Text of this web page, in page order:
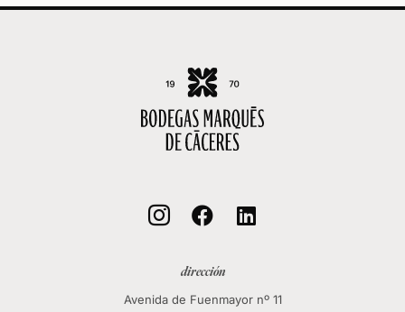
  
dirección
Avenida de Fuenmayor nº 11